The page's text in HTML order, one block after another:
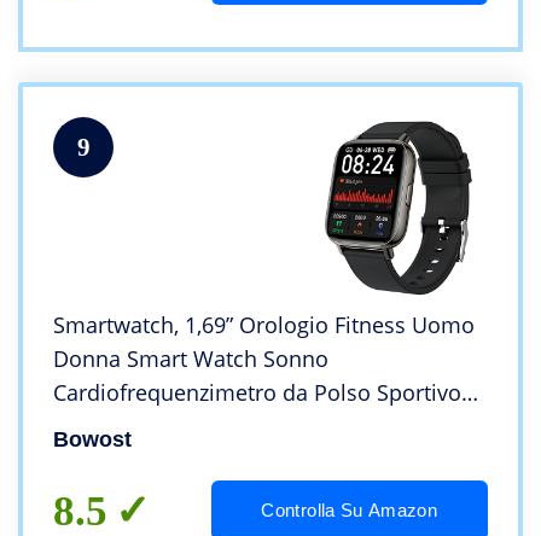
9
Smartwatch, 1,69” Orologio Fitness Uomo
Donna Smart Watch Sonno
Cardiofrequenzimetro da Polso Sportivo
Activity Fitness Tracker Contapassi
Sportive, Notifiche Messaggi
Bowost
8.5 Controlla Su Amazon